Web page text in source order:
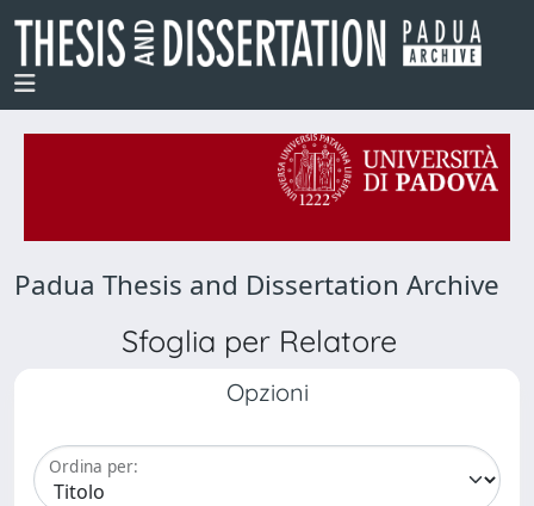
Padua Thesis and Dissertation Archive
Sfoglia per Relatore
Opzioni
Ordina per: